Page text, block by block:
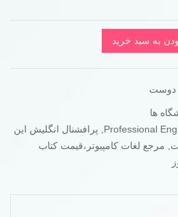
به سبد خرید
دوست
ها
Professional
,
پرافشنال انگلیش این
,
مرجع لغات کامپیوتر،قیمت کتاب